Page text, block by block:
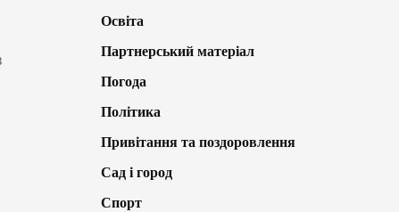
Освіта
Партнерський матеріал
Погода
Політика
Привітання та поздоровлення
Сад і город
Спорт